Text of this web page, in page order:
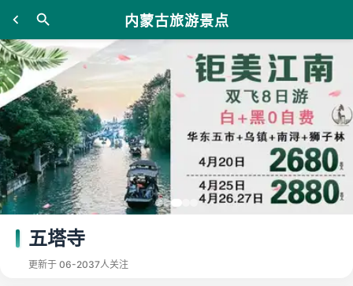
内蒙古旅游景点
五塔寺
更新于 06-2037人关注